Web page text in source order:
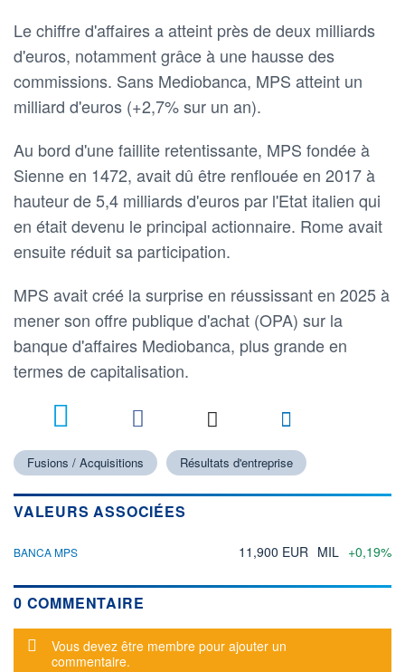
Le chiffre d'affaires a atteint près de deux milliards
d'euros, notamment grâce à une hausse des
commissions. Sans Mediobanca, MPS atteint un
milliard d'euros (+2,7% sur un an).
Au bord d'une faillite retentissante, MPS fondée à
Sienne en 1472, avait dû être renflouée en 2017 à
hauteur de 5,4 milliards d'euros par l'Etat italien qui
en était devenu le principal actionnaire. Rome avait
ensuite réduit sa participation.
MPS avait créé la surprise en réussissant en 2025 à
mener son offre publique d'achat (OPA) sur la
banque d'affaires Mediobanca, plus grande en
termes de capitalisation.
Fusions / Acquisitions Résultats d'entreprise
VALEURS ASSOCIÉES
BANCA MPS 11,900 EUR MIL +0,19%
0 COMMENTAIRE
Message d'alerte
Vous devez être membre pour ajouter un
commentaire.